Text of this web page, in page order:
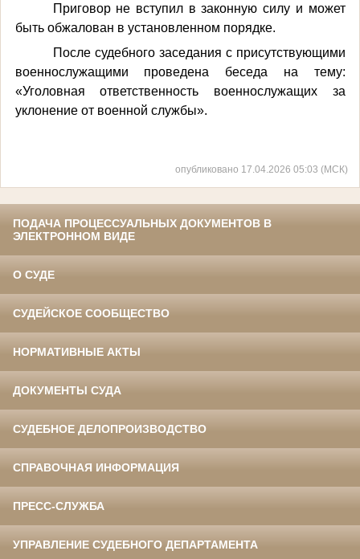
Приговор не вступил в законную силу и может
быть обжалован в установленном порядке.
После судебного заседания с присутствующими
военнослужащими проведена беседа на тему:
«Уголовная ответственность военнослужащих за
уклонение от военной службы».
опубликовано 17.04.2026 05:03 (МСК)
ПОДАЧА ПРОЦЕССУАЛЬНЫХ ДОКУМЕНТОВ В
ЭЛЕКТРОННОМ ВИДЕ
О СУДЕ
СУДЕЙСКОЕ СООБЩЕСТВО
НОРМАТИВНЫЕ АКТЫ
ДОКУМЕНТЫ СУДА
СУДЕБНОЕ ДЕЛОПРОИЗВОДСТВО
СПРАВОЧНАЯ ИНФОРМАЦИЯ
ПРЕСС-СЛУЖБА
УПРАВЛЕНИЕ СУДЕБНОГО ДЕПАРТАМЕНТА